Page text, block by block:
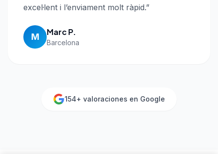
excel·lent i l’enviament molt ràpid.”
M Marc P.
Barcelona
154+ valoraciones en Google